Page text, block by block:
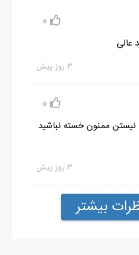
0
عالی
۳ روز پیش
0
نیستن ممنون خسته نباشید
۳ روز پیش